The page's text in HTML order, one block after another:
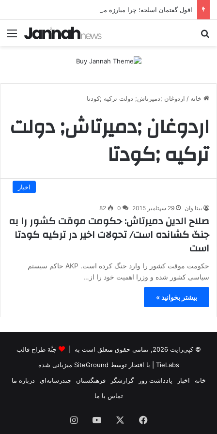
خانه / اردوغان ;دمیرتاش; دولت ترکیه ;کودتا
اردوغان ;دمیرتاش; دولت
ترکیه ;کودتا
اخبار
بیتا وان 29 سپتامبر 2015 0
82
صلاح الدین دمیرتاش: حکومت موقت کشور را به
جنگ کشانده است/ تحولات اخیر در ترکیه کودتا
است
حکومت موقت کشور را وارد جنگ کرده است. AKP حاکم سیستم
سیاسی کشور شده و وزرا اهمیت خود را از…
بیشتر بخوانید »
© کپی‌رایت 2026, تمامی حقوق متعلق است به |
جَنَّة طراح قالب
TieLabs | با افتخار توسط SiteGround میزبانی شده
خانه
اخبار یادداشت روز گزارشگر فرهنگستان چندرسانه‌ای
درباره ما
تماس با ما
فیس یوتیوب